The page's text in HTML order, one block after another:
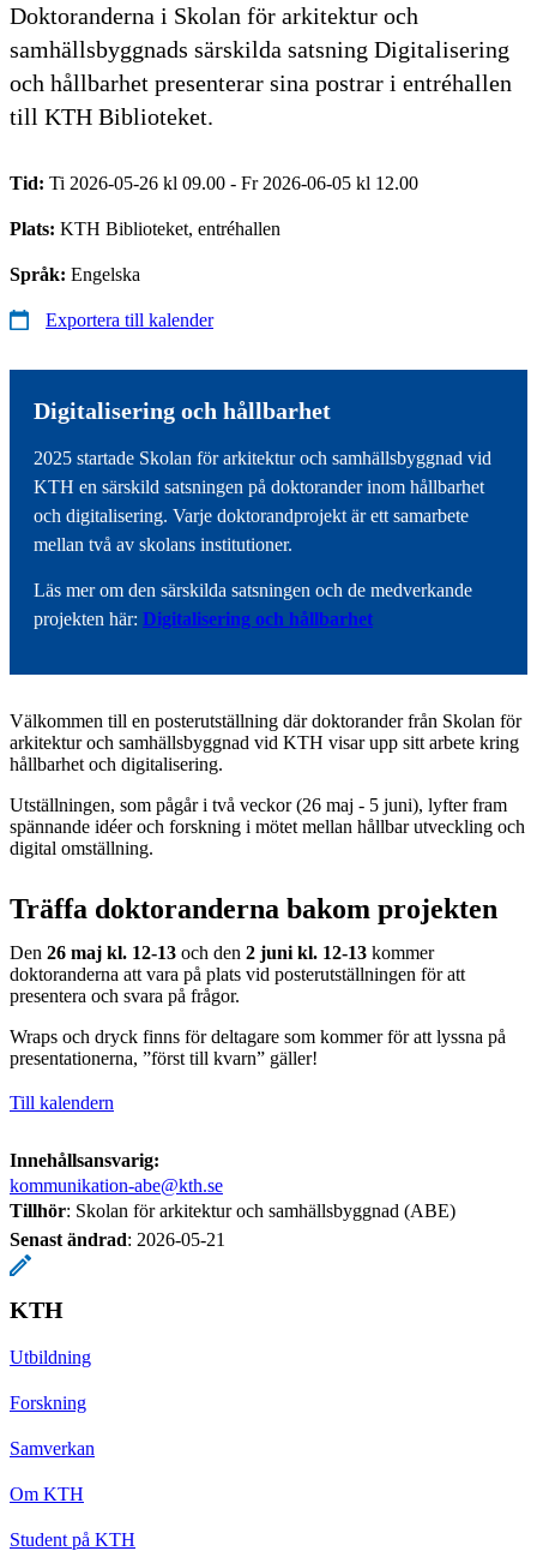
Doktoranderna i Skolan för arkitektur och
samhällsbyggnads särskilda satsning Digitalisering
och hållbarhet presenterar sina postrar i entréhallen
till KTH Biblioteket.
Tid: Ti 2026-05-26 kl 09.00 - Fr 2026-06-05 kl 12.00
Plats: KTH Biblioteket, entréhallen
Språk: Engelska
Exportera till kalender
Digitalisering och hållbarhet
2025 startade Skolan för arkitektur och samhällsbyggnad vid
KTH en särskild satsningen på doktorander inom hållbarhet
och digitalisering. Varje doktorandprojekt är ett samarbete
mellan två av skolans institutioner.
Läs mer om den särskilda satsningen och de medverkande
projekten här: Digitalisering och hållbarhet
Välkommen till en posterutställning där doktorander från Skolan för
arkitektur och samhällsbyggnad vid KTH visar upp sitt arbete kring
hållbarhet och digitalisering.
Utställningen, som pågår i två veckor (26 maj - 5 juni), lyfter fram
spännande idéer och forskning i mötet mellan hållbar utveckling och
digital omställning.
Träffa doktoranderna bakom projekten
Den 26 maj kl. 12-13 och den 2 juni kl. 12-13 kommer
doktoranderna att vara på plats vid posterutställningen för att
presentera och svara på frågor.
Wraps och dryck finns för deltagare som kommer för att lyssna på
presentationerna, ”först till kvarn” gäller!
Till kalendern
Innehållsansvarig:
kommunikation-abe@kth.se
Tillhör: Skolan för arkitektur och samhällsbyggnad (ABE)
Senast ändrad: 2026-05-21
KTH
Utbildning
Forskning
Samverkan
Om KTH
Student på KTH